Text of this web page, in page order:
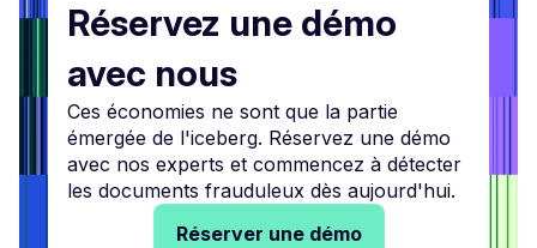
Réservez une démo
avec nous
Ces économies ne sont que la partie
émergée de l'iceberg. Réservez une démo
avec nos experts et commencez à détecter
les documents frauduleux dès aujourd'hui.
Réserver une démo